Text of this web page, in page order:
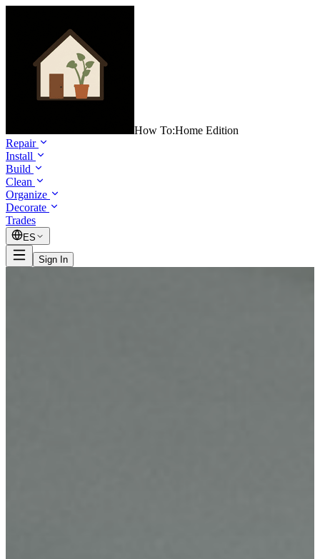
How To:Home Edition
Repair
Install
Build
Clean
Organize
Decorate
Trades
ES
Sign In